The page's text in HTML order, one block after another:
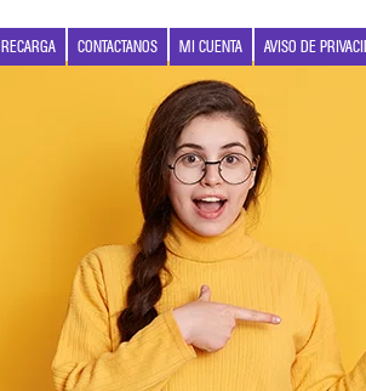
RECARGA CONTACTANOS MI CUENTA AVISO DE